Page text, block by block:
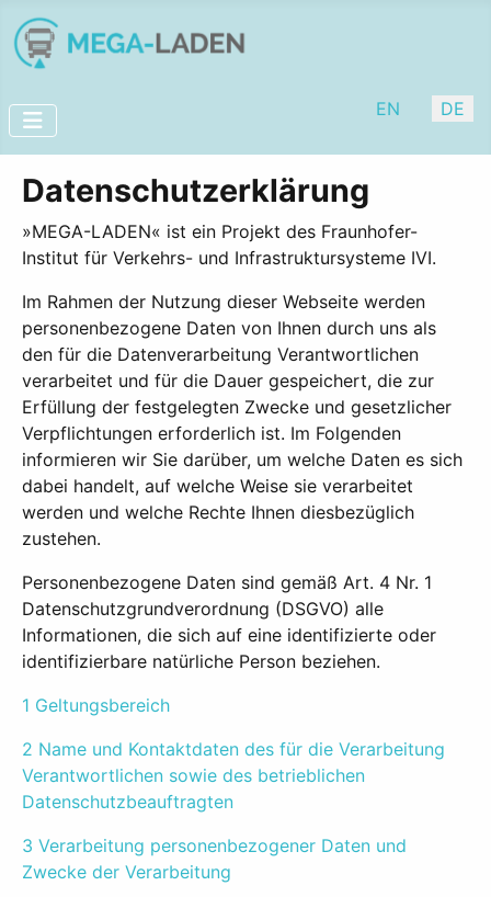
Sprache
EN DE
Datenschutzerklärung
»MEGA-LADEN« ist ein Projekt des Fraunhofer-
Institut für Verkehrs- und Infrastruktursysteme IVI.
Im Rahmen der Nutzung dieser Webseite werden
personenbezogene Daten von Ihnen durch uns als
den für die Datenverarbeitung Verantwortlichen
verarbeitet und für die Dauer gespeichert, die zur
Erfüllung der festgelegten Zwecke und gesetzlicher
Verpflichtungen erforderlich ist. Im Folgenden
informieren wir Sie darüber, um welche Daten es sich
dabei handelt, auf welche Weise sie verarbeitet
werden und welche Rechte Ihnen diesbezüglich
zustehen.
Personenbezogene Daten sind gemäß Art. 4 Nr. 1
Datenschutzgrundverordnung (DSGVO) alle
Informationen, die sich auf eine identifizierte oder
identifizierbare natürliche Person beziehen.
1 Geltungsbereich
2 Name und Kontaktdaten des für die Verarbeitung
Verantwortlichen sowie des betrieblichen
Datenschutzbeauftragten
3 Verarbeitung personenbezogener Daten und
Zwecke der Verarbeitung